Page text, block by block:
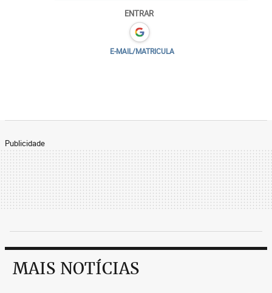
ENTRAR
E-MAIL/MATRICULA
Publicidade
MAIS NOTÍCIAS